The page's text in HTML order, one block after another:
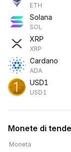
ETH
Solana
SOL
XRP
XRP
Cardano
ADA
USD1
USD1
Monete di
Moneta